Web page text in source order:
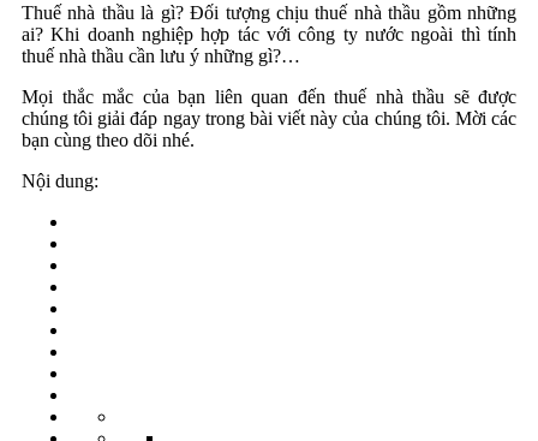
Thuế nhà thầu là gì? Đối tượng chịu thuế nhà thầu gồm những
ai? Khi doanh nghiệp hợp tác với công ty nước ngoài thì tính
thuế nhà thầu cần lưu ý những gì?…
Mọi thắc mắc của bạn liên quan đến thuế nhà thầu sẽ được
chúng tôi giải đáp ngay trong bài viết này của chúng tôi. Mời các
bạn cùng theo dõi nhé.
Nội dung: